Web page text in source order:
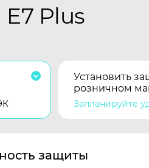
Plus
Установить
розничном
Запланируйте
защиты